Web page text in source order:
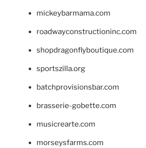
mickeybarmama.com
roadwayconstructioninc.com
shopdragonflyboutique.com
sportszilla.org
batchprovisionsbar.com
brasserie-gobette.com
musicrearte.com
morseysfarms.com